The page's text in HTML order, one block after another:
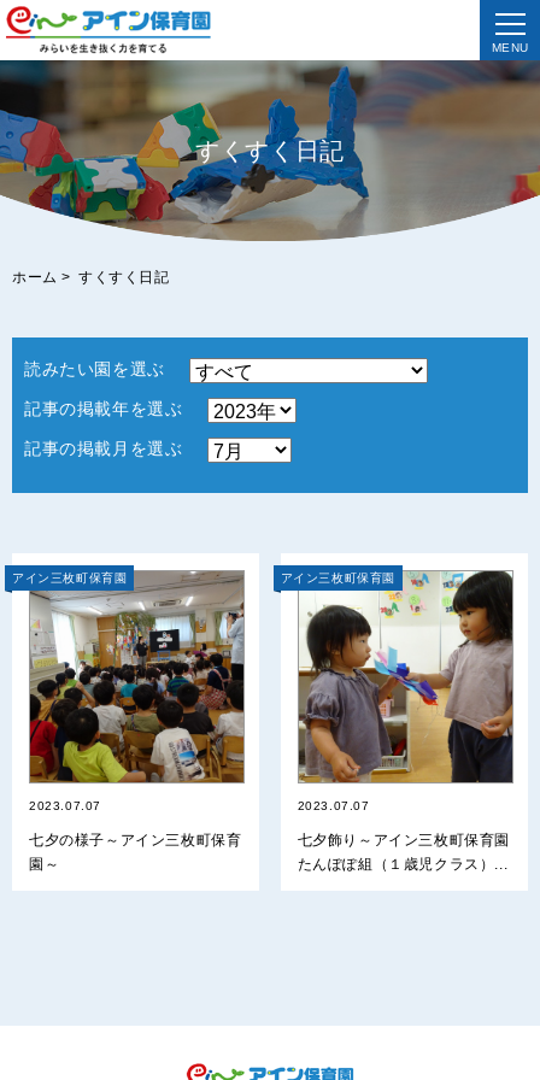
MENU
すくすく日記
ホーム > すくすく日記
読みたい園を選ぶ
記事の掲載年を選ぶ
記事の掲載月を選ぶ
アイン三枚町保育園
2023.07.07
七夕の様子～アイン三枚町保育
園～
アイン三枚町保育園
2023.07.07
七夕飾り～アイン三枚町保育園
たんぽぽ組（１歳児クラス）...